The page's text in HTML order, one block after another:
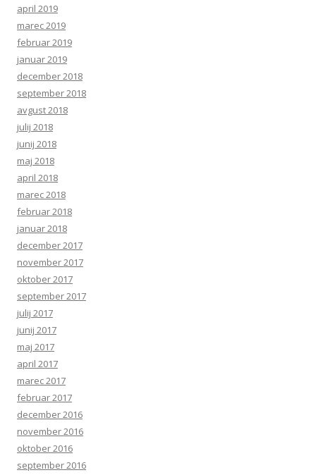
april 2019
marec 2019
februar 2019
januar 2019
december 2018
september 2018
avgust 2018
julij 2018
junij 2018
maj 2018
april 2018
marec 2018
februar 2018
januar 2018
december 2017
november 2017
oktober 2017
september 2017
julij 2017
junij 2017
maj 2017
april 2017
marec 2017
februar 2017
december 2016
november 2016
oktober 2016
september 2016